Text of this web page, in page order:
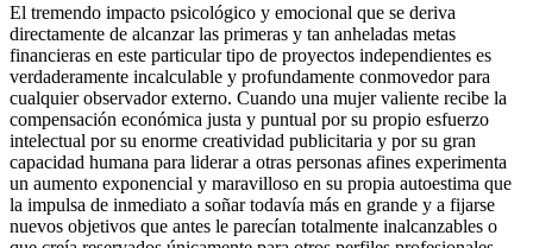
El tremendo impacto psicológico y emocional que se deriva
directamente de alcanzar las primeras y tan anheladas metas
financieras en este particular tipo de proyectos independientes es
verdaderamente incalculable y profundamente conmovedor para
cualquier observador externo. Cuando una mujer valiente recibe la
compensación económica justa y puntual por su propio esfuerzo
intelectual por su enorme creatividad publicitaria y por su gran
capacidad humana para liderar a otras personas afines experimenta
un aumento exponencial y maravilloso en su propia autoestima que
la impulsa de inmediato a soñar todavía más en grande y a fijarse
nuevos objetivos que antes le parecían totalmente inalcanzables o